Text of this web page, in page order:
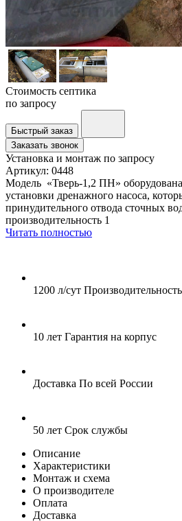
Стоимость септика
по запросу
Быстрый заказ
Заказать звонок
Установка и монтаж по запросу
Артикул: 0448
Модель «Тверь-1,2 ПН»
установки дренажного насоса,
принудительного отвода сточных
производительность 1
Читать полностью
1200 л/сут Производительность
10 лет Гарантия на корпус
Доставка По всей России
50 лет Срок службы
Описание
Характеристики
Монтаж и схема
О производителе
Оплата
Доставка